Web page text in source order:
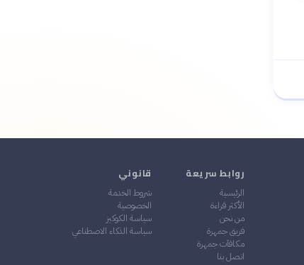
روابط سريعة
الرئيسية
الأكثر قراءة
من نحن
فريق جمهرة
مكافآت جمهرة
اتصل بنا
قانوني
شروط الخدمة
الخصوصية
سياسة الكوكيز
سياسة الذكاء الاصطناعي